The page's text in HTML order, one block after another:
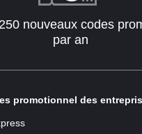
nouveaux codes
par an
promotionnel des